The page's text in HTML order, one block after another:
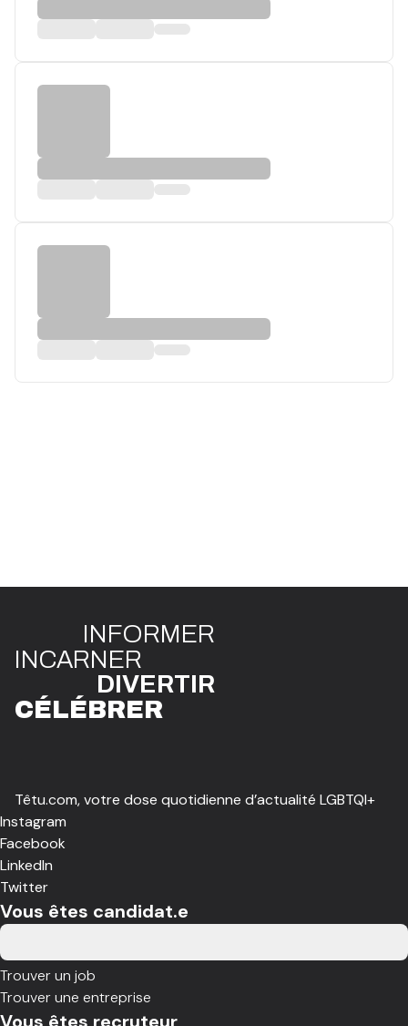
INFORMER
INCARNER
DIVERTIR
CÉLÉBRER
Têtu.com, votre dose quotidienne d’actualité LGBTQI+
Instagram
Facebook
LinkedIn
Twitter
Vous êtes candidat.e
Trouver un job
Trouver une entreprise